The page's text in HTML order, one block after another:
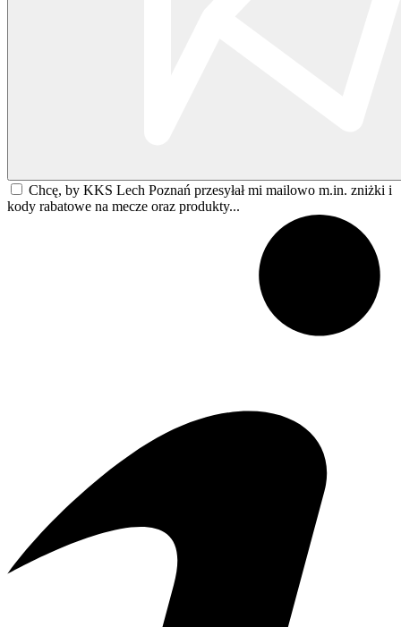
Chcę, by KKS Lech Poznań przesyłał mi mailowo m.in. zniżki i
kody rabatowe na mecze oraz produkty...